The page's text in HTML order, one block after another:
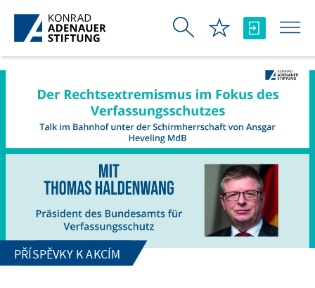
Skip to Main Content
PŘÍSPĚVKY K AKCÍM